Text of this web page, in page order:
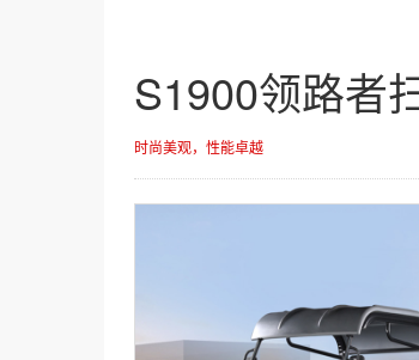
S1900领路者
时尚美观，性能卓越